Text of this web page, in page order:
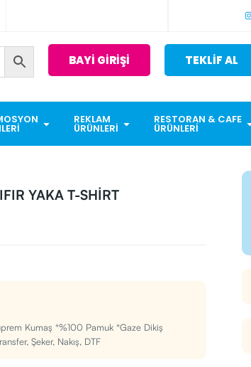
BAYİ GİRİŞİ TEKLİF AL
REKLAM
ÜRÜNLERI
RESTORAN & CAFE
ÜRÜNLERI
YAKA T-SHİRT
Kumaş *%100 Pamuk *Gaze Dikiş
Şeker, Nakış, DTF